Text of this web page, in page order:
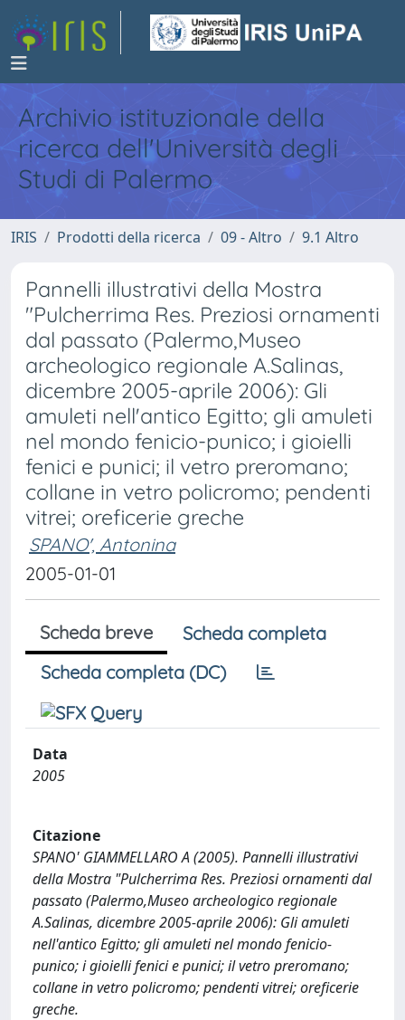
Archivio istituzionale della
ricerca dell'Università degli
Studi di Palermo
IRIS Prodotti della ricerca 09 - Altro 9.1 Altro
Pannelli illustrativi della Mostra
"Pulcherrima Res. Preziosi ornamenti
dal passato (Palermo,Museo
archeologico regionale A.Salinas,
dicembre 2005-aprile 2006): Gli
amuleti nell'antico Egitto; gli amuleti
nel mondo fenicio-punico; i gioielli
fenici e punici; il vetro preromano;
collane in vetro policromo; pendenti
vitrei; oreficerie greche
SPANO', Antonina
2005-01-01
Scheda breve
Scheda completa
Scheda completa (DC)
Data
2005
Citazione
SPANO' GIAMMELLARO A (2005). Pannelli illustrativi
della Mostra "Pulcherrima Res. Preziosi ornamenti dal
passato (Palermo,Museo archeologico regionale
A.Salinas, dicembre 2005-aprile 2006): Gli amuleti
nell'antico Egitto; gli amuleti nel mondo fenicio-
punico; i gioielli fenici e punici; il vetro preromano;
collane in vetro policromo; pendenti vitrei; oreficerie
greche.